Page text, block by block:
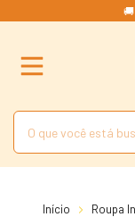
Início Roupa